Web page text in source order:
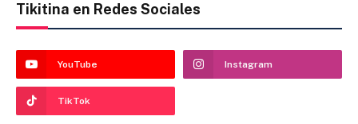
Tikitina en Redes Sociales
YouTube Instagram
TikTok